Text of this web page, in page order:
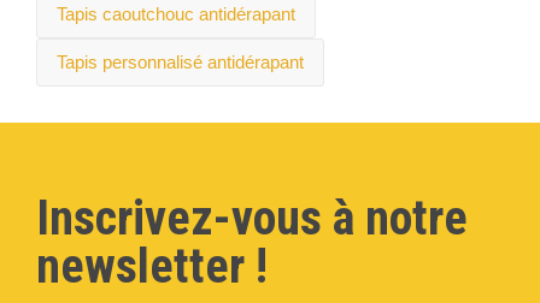
Tapis caoutchouc antidérapant
Tapis personnalisé antidérapant
Inscrivez-vous à notre
newsletter !